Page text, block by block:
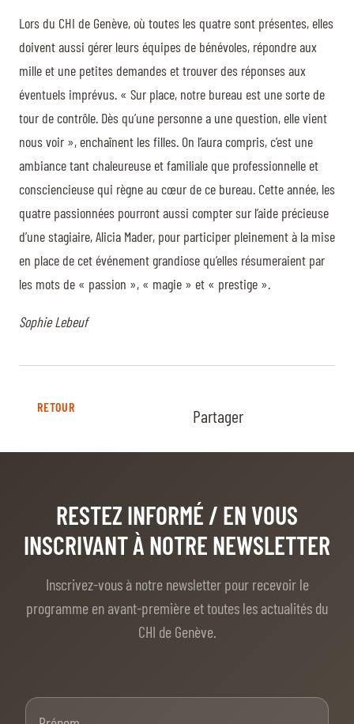
Lors du CHI de Genève, où toutes les quatre sont présentes, elles
doivent aussi gérer leurs équipes de bénévoles, répondre aux
mille et une petites demandes et trouver des réponses aux
éventuels imprévus. « Sur place, notre bureau est une sorte de
tour de contrôle. Dès qu’une personne a une question, elle vient
nous voir », enchaînent les filles. On l’aura compris, c’est une
ambiance tant chaleureuse et familiale que professionnelle et
consciencieuse qui règne au cœur de ce bureau. Cette année, les
quatre passionnées pourront aussi compter sur l’aide précieuse
d’une stagiaire, Alicia Mader, pour participer pleinement à la mise
en place de cet événement grandiose qu’elles résumeraient par
les mots de « passion », « magie » et « prestige ».
Sophie Lebeuf
RETOUR Partager
RESTEZ INFORMÉ / EN VOUS
INSCRIVANT À NOTRE NEWSLETTER
Inscrivez-vous à notre newsletter pour recevoir le
programme en avant-première et toutes les actualités du
CHI de Genève.